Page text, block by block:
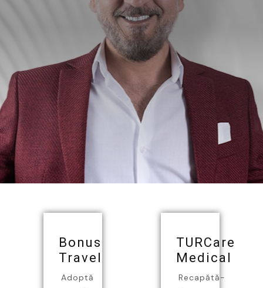
Bonus
Travel
Adoptă
TURCare
Medical
Recapătă-